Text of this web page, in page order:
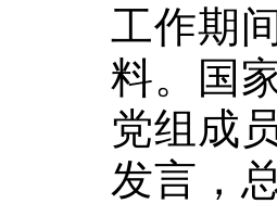
工作期
料。国
党组成
发言，